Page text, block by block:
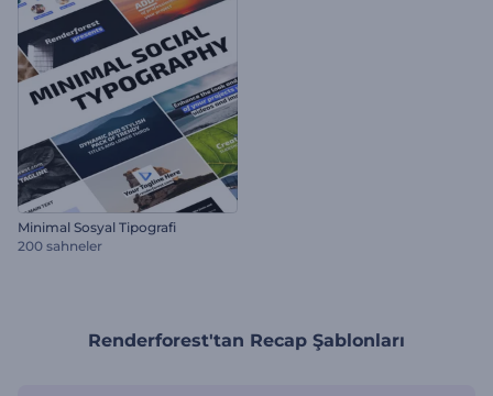
Minimal Sosyal Tipografi
200 sahneler
Renderforest'tan Recap Şablonları